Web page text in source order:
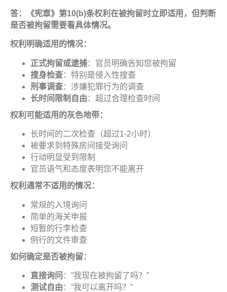
答：《宪章》第10(b)条权利在被拘留时立即适用，但判断
是否被拘留需要看具体情况。
权利明确适用的情况：
正式拘留或逮捕：官员明确告知您被拘留
搜身检查：特别是侵入性搜查
刑事调查：涉嫌犯罪行为的调查
长时间限制自由 ：超过合理检查时间
权利可能适用的灰色地带：
长时间的二次检查（超过1-2小时）
被要求到特殊房间接受询问
行动明显受到限制
官员语气和态度表明您不能离开
权利通常不适用的情况：
常规的入境询问
简单的海关申报
短暂的行李检查
例行的文件审查
如何确定是否被拘留：
直接询问 ：”我现在被拘留了吗？”
测试自由 ：”我可以离开吗？”